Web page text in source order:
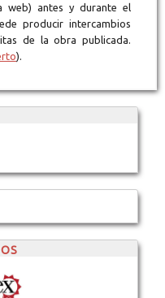
web) antes y durante el
producir intercambios
de la obra publicada.
).